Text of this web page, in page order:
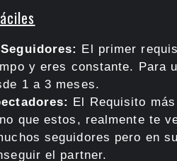
El primer
y eres constante. Para
1 a 3 meses.
El Requisito
que estos, realmente te
seguidores pero en
el partner.